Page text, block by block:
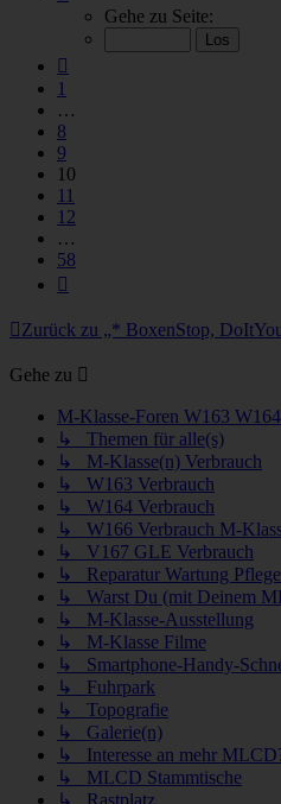
10
Gehe zu Seite:
1
…
8
9
10
11
12
…
58
Zurück zu „* BoxenStop,
Gehe zu
M-Klasse-Foren W163
↳ Themen für alle(s)
↳ M-Klasse(n) Verbrauch
↳ W163 Verbrauch
↳ W164 Verbrauch
↳ W166 Verbrauch M-
↳ V167 GLE Verbrauch
↳ Reparatur Wartung
↳ Warst Du (mit Deinem
↳ M-Klasse-Ausstellung
↳ M-Klasse Filme
↳ Smartphone-Handy-
↳ Fuhrpark
↳ Topografie
↳ Galerie(n)
↳ Interesse an mehr
↳ MLCD Stammtische
↳ Rastplatz